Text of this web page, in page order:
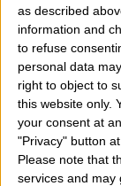
as described
information and
to refuse
personal data
right to object to
this website only.
your consent at
"Privacy" button
Please note that
services and may
gusta usar
joyería. Ellos
al cine a ver la
puede traerlos
suscripción a las